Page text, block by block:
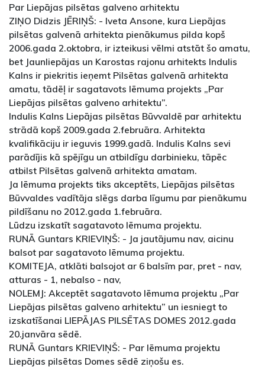
Par Liepājas pilsētas galveno arhitektu
ZIŅO Didzis JĒRIŅŠ: - Iveta Ansone, kura Liepājas
pilsētas galvenā arhitekta pienākumus pilda kopš
2006.gada 2.oktobra, ir izteikusi vēlmi atstāt šo amatu,
bet Jaunliepājas un Karostas rajonu arhitekts Indulis
Kalns ir piekritis ieņemt Pilsētas galvenā arhitekta
amatu, tādēļ ir sagatavots lēmuma projekts „Par
Liepājas pilsētas galveno arhitektu”.
Indulis Kalns Liepājas pilsētas Būvvaldē par arhitektu
strādā kopš 2009.gada 2.februāra. Arhitekta
kvalifikāciju ir ieguvis 1999.gadā. Indulis Kalns sevi
parādījis kā spējīgu un atbildīgu darbinieku, tāpēc
atbilst Pilsētas galvenā arhitekta amatam.
Ja lēmuma projekts tiks akceptēts, Liepājas pilsētas
Būvvaldes vadītāja slēgs darba līgumu par pienākumu
pildīšanu no 2012.gada 1.februāra.
Lūdzu izskatīt sagatavoto lēmuma projektu.
RUNĀ Guntars KRIEVIŅŠ: - Ja jautājumu nav, aicinu
balsot par sagatavoto lēmuma projektu.
KOMITEJA, atklāti balsojot ar 6 balsīm par, pret - nav,
atturas - 1, nebalso - nav,
NOLEMJ: Akceptēt sagatavoto lēmuma projektu „Par
Liepājas pilsētas galveno arhitektu” un iesniegt to
izskatīšanai LIEPĀJAS PILSĒTAS DOMES 2012.gada
20.janvāra sēdē.
RUNĀ Guntars KRIEVIŅŠ: - Par lēmuma projektu
Liepājas pilsētas Domes sēdē ziņošu es.